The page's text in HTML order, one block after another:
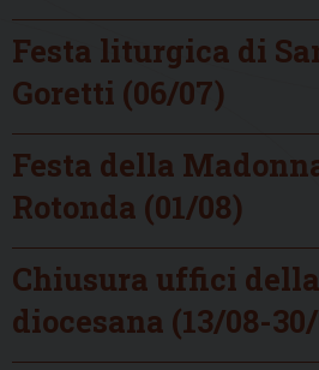
Festa liturgica di
Goretti (06/07)
Festa della
Rotonda (01/08)
Chiusura uffici
diocesana (13/08-